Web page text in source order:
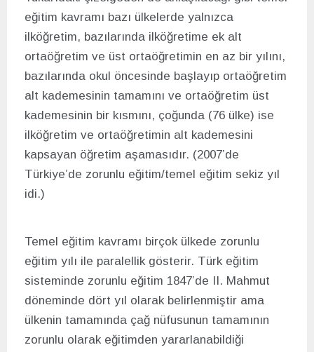
eğitim kavramı bazı ülkelerde yalnızca
ilköğretim, bazılarında ilköğretime ek alt
ortaöğretim ve üst ortaöğretimin en az bir yılını,
bazılarında okul öncesinde başlayıp ortaöğretim
alt kademesinin tamamını ve ortaöğretim üst
kademesinin bir kısmını, çoğunda (76 ülke) ise
ilköğretim ve ortaöğretimin alt kademesini
kapsayan öğretim aşamasıdır. (2007’de
Türkiye’de zorunlu eğitim/temel eğitim sekiz yıl
idi.)
Temel eğitim kavramı birçok ülkede zorunlu
eğitim yılı ile paralellik gösterir. Türk eğitim
sisteminde zorunlu eğitim 1847’de II. Mahmut
döneminde dört yıl olarak belirlenmiştir ama
ülkenin tamamında çağ nüfusunun tamamının
zorunlu olarak eğitimden yararlanabildiği